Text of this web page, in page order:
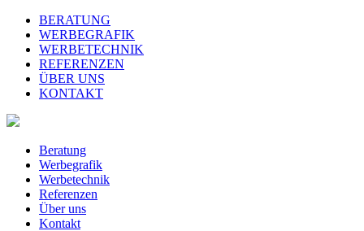
BERATUNG
WERBEGRAFIK
WERBETECHNIK
REFERENZEN
ÜBER UNS
KONTAKT
Beratung
Werbegrafik
Werbetechnik
Referenzen
Über uns
Kontakt